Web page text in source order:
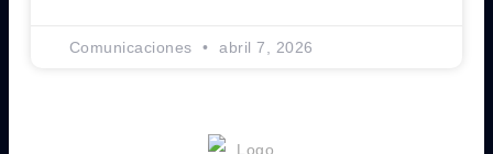
Comunicaciones abril 7, 2026